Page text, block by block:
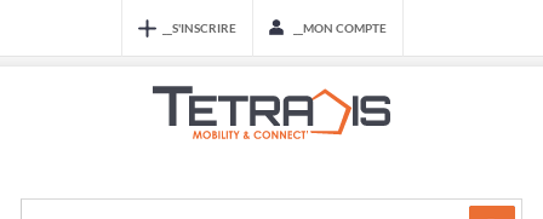
__S'INSCRIRE __MON COMPTE